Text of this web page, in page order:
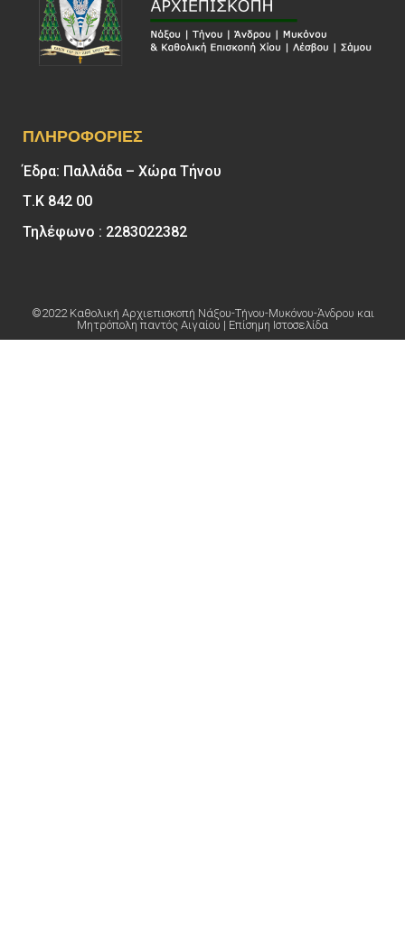
ΠΛΗΡΟΦΟΡΊΕΣ
Έδρα: Παλλάδα – Χώρα Τήνου
Τ.Κ 842 00
Τηλέφωνο : 2283022382
©2022 Καθολική Αρχιεπισκοπή Νάξου-Τήνου-Μυκόνου-Άνδρου και
Μητρόπολη παντός Αιγαίου | Επίσημη Ιστοσελίδα